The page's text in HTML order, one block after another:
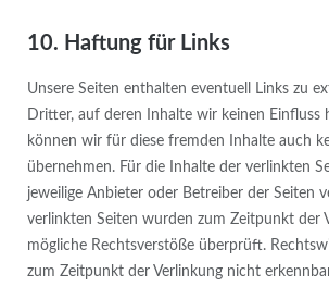
10. Haftung für Links
Unsere Seiten enthalten eventuell Links zu
Dritter, auf deren Inhalte wir keinen Einfluss
können wir für diese fremden Inhalte auch
übernehmen. Für die Inhalte der verlinkten
jeweilige Anbieter oder Betreiber der Seiten
verlinkten Seiten wurden zum Zeitpunkt der
mögliche Rechtsverstöße überprüft.
zum Zeitpunkt der Verlinkung nicht